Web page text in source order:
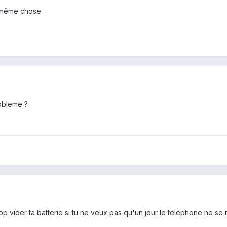
chose
?
vider ta batterie si tu ne veux pas qu'un jour le téléphone ne se